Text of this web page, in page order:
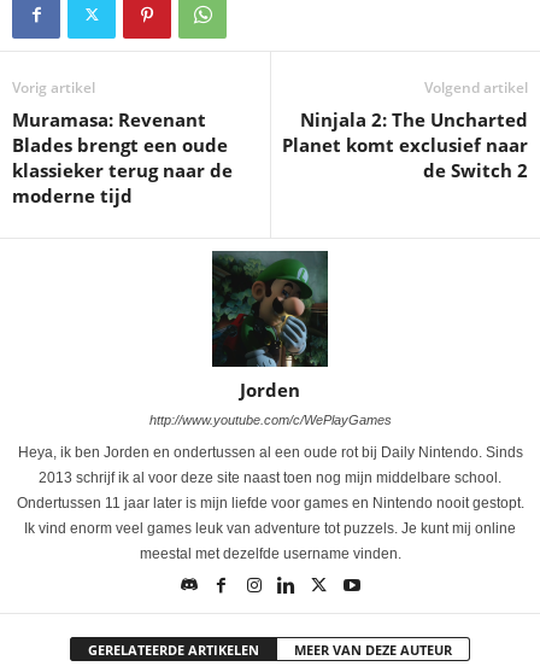
Vorig artikel
Muramasa: Revenant
Blades brengt een oude
klassieker terug naar de
moderne tijd
Volgend artikel
Ninjala 2: The Uncharted
Planet komt exclusief naar
de Switch 2
Jorden
http://www.youtube.com/c/WePlayGames
Heya, ik ben Jorden en ondertussen al een oude rot bij Daily Nintendo. Sinds
2013 schrijf ik al voor deze site naast toen nog mijn middelbare school.
Ondertussen 11 jaar later is mijn liefde voor games en Nintendo nooit gestopt.
Ik vind enorm veel games leuk van adventure tot puzzels. Je kunt mij online
meestal met dezelfde username vinden.
GERELATEERDE ARTIKELEN MEER VAN DEZE AUTEUR